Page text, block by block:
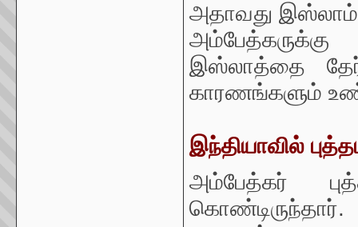
அதாவது இஸ்லாம்
இஸ்லாத்தை
காரணங்களும்
இந்தியாவில்
அம்பேத்கர்